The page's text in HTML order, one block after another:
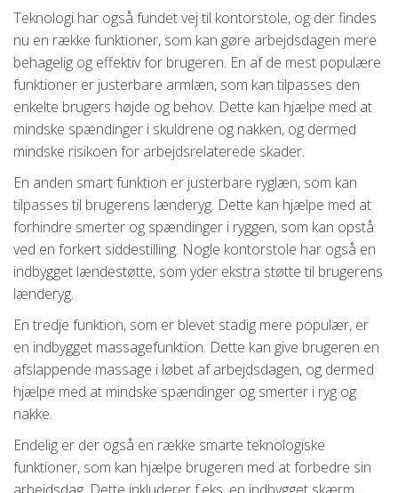
Teknologi har også fundet vej til kontorstole, og der findes
nu en række funktioner, som kan gøre arbejdsdagen mere
behagelig og effektiv for brugeren. En af de mest populære
funktioner er justerbare armlæn, som kan tilpasses den
enkelte brugers højde og behov. Dette kan hjælpe med at
mindske spændinger i skuldrene og nakken, og dermed
mindske risikoen for arbejdsrelaterede skader.
En anden smart funktion er justerbare ryglæn, som kan
tilpasses til brugerens lænderyg. Dette kan hjælpe med at
forhindre smerter og spændinger i ryggen, som kan opstå
ved en forkert siddestilling. Nogle kontorstole har også en
indbygget lændestøtte, som yder ekstra støtte til brugerens
lænderyg.
En tredje funktion, som er blevet stadig mere populær, er
en indbygget massagefunktion. Dette kan give brugeren en
afslappende massage i løbet af arbejdsdagen, og dermed
hjælpe med at mindske spændinger og smerter i ryg og
nakke.
Endelig er der også en række smarte teknologiske
funktioner, som kan hjælpe brugeren med at forbedre sin